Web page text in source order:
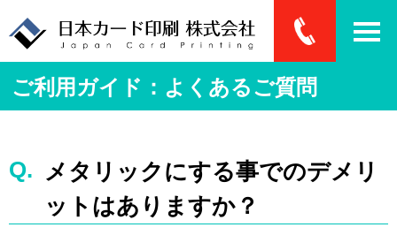
ご利用ガイド：よくあるご質問
メタリックにする事でのデメリ
ットはありますか？